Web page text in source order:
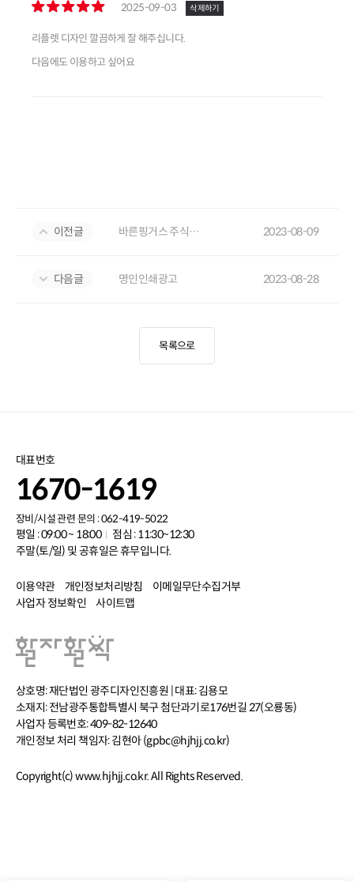
2025-09-03 삭제하기
리플렛 디자인 깔끔하게 잘 해주십니다.
다음에도 이용하고 싶어요
이전글 바른핑거스 주식회사 2023-08-09
다음글 명인인쇄광고 2023-08-28
목록으로
상호명: 재단법인 광주디자인진흥원 | 대표: 김용모
소재지: 전남광주통합특별시 북구 첨단과기로176번길 27(오룡동)
사업자 등록번호: 409-82-12640
개인정보 처리 책임자: 김현아 (gpbc@hjhjj.co.kr)
Copyright(c) www.hjhjj.co.kr. All Rights Reserved.
대표번호
1670-1619
장비/시설 관련 문의 : 062-419-5022
평일 : 09:00 ~ 18:00
점심 : 11:30~12:30
주말(토/일) 및 공휴일은 휴무입니다.
이용약관 개인정보처리방침
이메일무단수집거부
사업자 정보확인
사이트맵